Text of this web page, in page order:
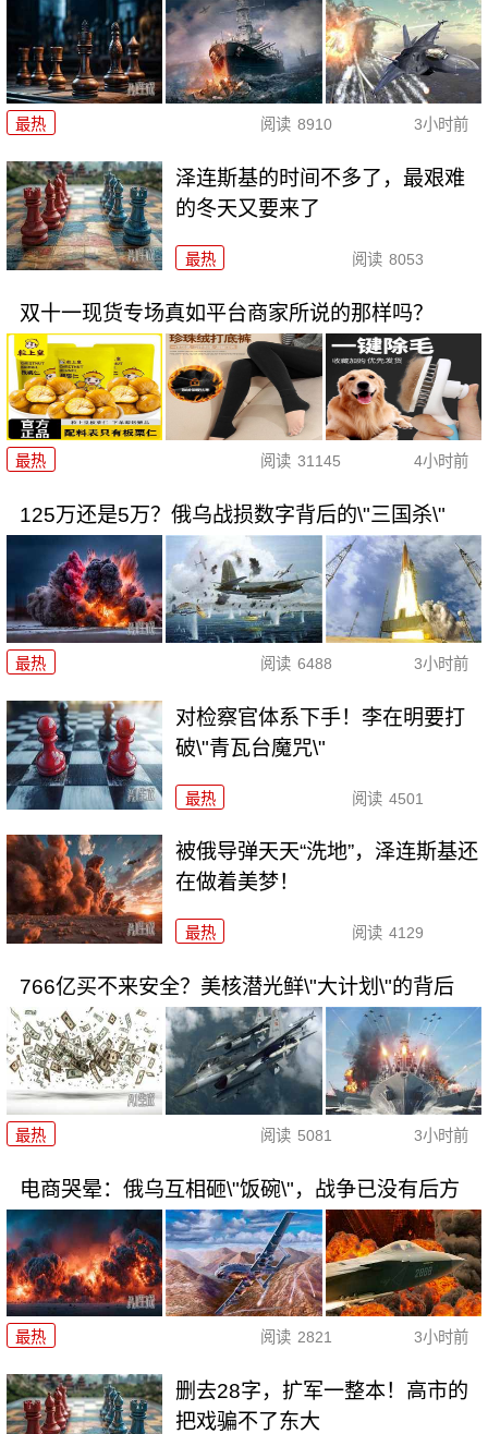
最热 阅读 8910 3小时前
泽连斯基的时间不多了，最艰难
的冬天又要来了
最热 阅读 8053
双十一现货专场真如平台商家所说的那样吗？
最热 阅读 31145 4小时前
125万还是5万？俄乌战损数字背后的\"三国杀\"
最热 阅读 6488 3小时前
对检察官体系下手！李在明要打
破\"青瓦台魔咒\"
最热 阅读 4501
被俄导弹天天“洗地”，泽连斯基还
在做着美梦！
最热 阅读 4129
766亿买不来安全？美核潜光鲜\"大计划\"的背后
最热 阅读 5081 3小时前
电商哭晕：俄乌互相砸\"饭碗\"，战争已没有后方
最热 阅读 2821 3小时前
删去28字，扩军一整本！高市的
把戏骗不了东大